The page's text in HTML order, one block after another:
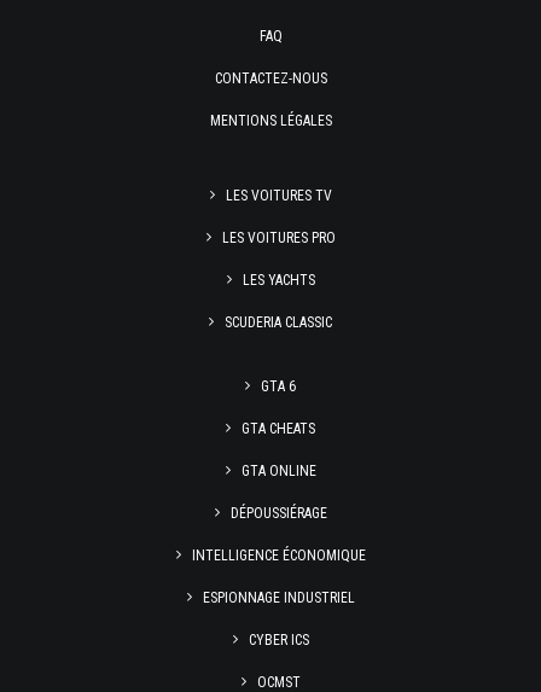
FAQ
CONTACTEZ-NOUS
MENTIONS LÉGALES
LES VOITURES TV
LES VOITURES PRO
LES YACHTS
SCUDERIA CLASSIC
GTA 6
GTA CHEATS
GTA ONLINE
DÉPOUSSIÉRAGE
INTELLIGENCE ÉCONOMIQUE
ESPIONNAGE INDUSTRIEL
CYBER ICS
OCMST